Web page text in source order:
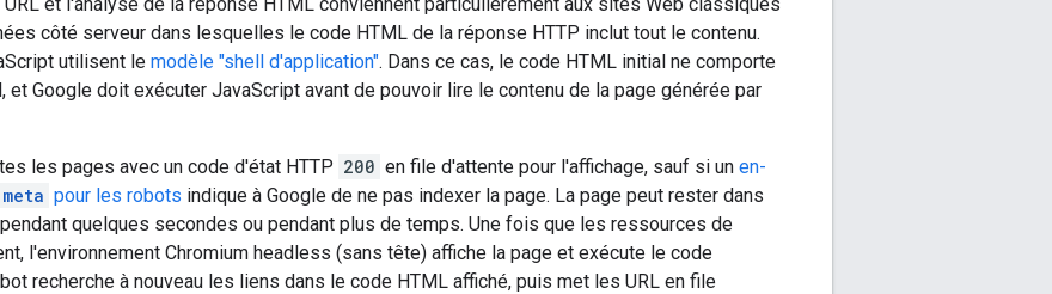
côté serveur dans lesquelles le code HTML de la réponse HTTP inclut tout le contenu.
utilisent le modèle "shell d'application". Dans ce cas, le code HTML initial ne comporte
et Google doit exécuter JavaScript avant de pouvoir lire le contenu de la page générée par
les pages avec un code d'état HTTP 200 en file d'attente pour l'affichage, sauf si un en-
meta pour les robots indique à Google de ne pas indexer la page. La page peut rester dans
quelques secondes ou pendant plus de temps. Une fois que les ressources de
l'environnement Chromium headless (sans tête) affiche la page et exécute le code
recherche à nouveau les liens dans le code HTML affiché, puis met les URL en file